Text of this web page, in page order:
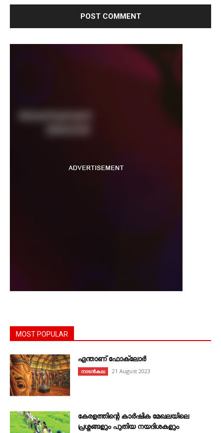
MOST POPULAR
എന്താണ്‌ ഫോക്‌ലോർ
നാടൻകല 21 August 2023
കേരളത്തിന്റെ കാർഷിക മേഖലയിലെ
പ്രശ്നങ്ങളും പുതിയ നയദിശകളും